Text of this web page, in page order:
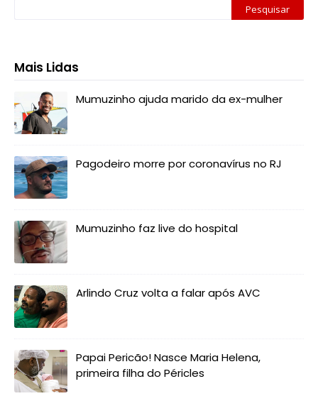
Mais Lidas
Mumuzinho ajuda marido da ex-mulher
Pagodeiro morre por coronavírus no RJ
Mumuzinho faz live do hospital
Arlindo Cruz volta a falar após AVC
Papai Pericão! Nasce Maria Helena,
primeira filha do Péricles